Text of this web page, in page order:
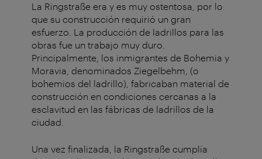
La Ringstraße era y es muy ostentosa, por lo
que su construcción requirió un gran
esfuerzo. La producción de ladrillos para las
obras fue un trabajo muy duro.
Principalmente, los inmigrantes de Bohemia y
Moravia, denominados Ziegelbehm, (o
bohemios del ladrillo), fabricaban material de
construcción en condiciones cercanas a la
esclavitud en las fábricas de ladrillos de la
ciudad.
Una vez finalizada, la Ringstraße cumplía